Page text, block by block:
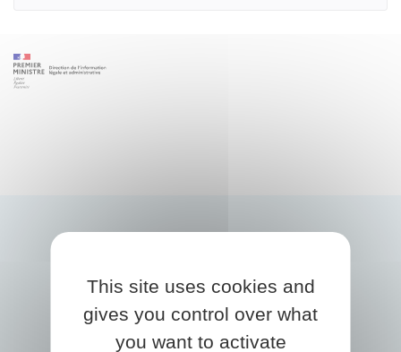
This site uses cookies and
gives you control over what
you want to activate